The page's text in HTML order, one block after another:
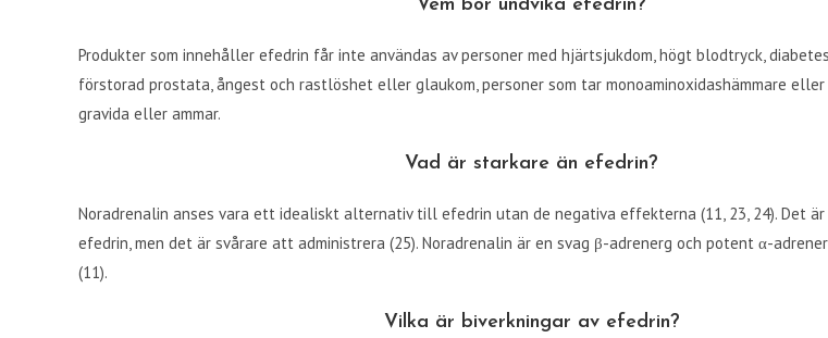
Vem bör undvika efedrin?
Produkter som innehåller efedrin får inte användas av personer med hjärtsjukdom, högt blodtryck,
förstorad prostata, ångest och rastlöshet eller glaukom, personer som tar monoaminoxidashämmare eller
gravida eller ammar.
Vad är starkare än efedrin?
Noradrenalin anses vara ett idealiskt alternativ till efedrin utan de negativa effekterna (11, 23, 24). Det
efedrin, men det är svårare att administrera (25). Noradrenalin är en svag β-adrenerg och potent α-
(11).
Vilka är biverkningar av efedrin?